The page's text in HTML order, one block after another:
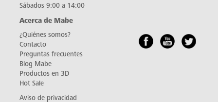
Sábados 9:00 a 14:00
Acerca de Mabe
¿Quiénes somos?
Contacto
Preguntas frecuentes
Blog Mabe
Productos en 3D
Hot Sale
Aviso de privacidad